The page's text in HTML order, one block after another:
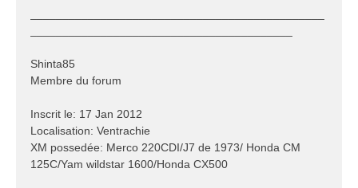
Shinta85
Membre du forum
Inscrit le: 17 Jan 2012
Localisation: Ventrachie
XM possedée: Merco 220CDI/J7 de 1973/ Honda CM
125C/Yam wildstar 1600/Honda CX500